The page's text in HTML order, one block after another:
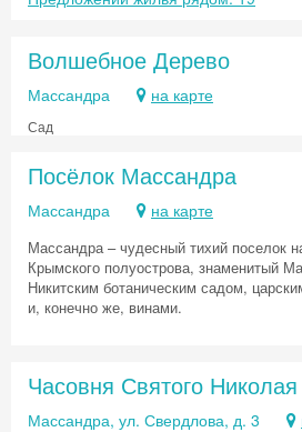
Волшебное Дерево
Массандра на карте
Сад
Посёлок Массандра
Массандра на карте
Массандра – чудесный тихий поселок
Крымского полуострова, знаменитый
Никитским ботаническим садом,
и, конечно же, винами.
Часовня Святого
Массандра, ул. Свердлова, д. 3
Скидка
Хочешь дешевле? Оставь
промокод на первое
Получить